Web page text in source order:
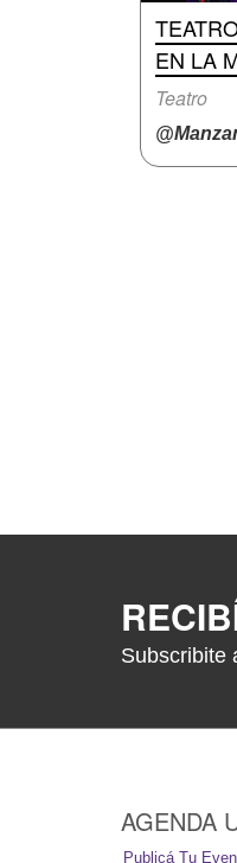
EN LA
Teatro
Subscribite
AGENDA
Publicá Tu